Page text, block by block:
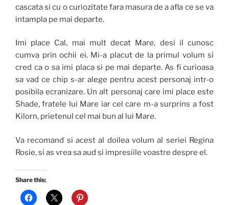
cascata si cu o curiozitate fara masura de a afla ce se va
intampla pe mai departe.
Imi place Cal, mai mult decat Mare, desi il cunosc
cumva prin ochii ei. Mi-a placut de la primul volum si
cred ca o sa imi placa si pe mai departe. As fi curioasa
sa vad ce chip s-ar alege pentru acest personaj intr-o
posibila ecranizare. Un alt personaj care imi place este
Shade, fratele lui Mare iar cel care m-a surprins a fost
Kilorn, prietenul cel mai bun al lui Mare.
Va recomand si acest al doilea volum al seriei Regina
Rosie, si as vrea sa aud si impresiile voastre despre el.
Share this: